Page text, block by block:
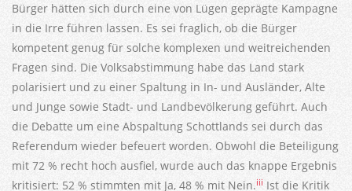
Bürger hätten sich durch eine von Lügen geprägte Kampagne
in die Irre führen lassen. Es sei fraglich, ob die Bürger
kompetent genug für solche komplexen und weitreichenden
Fragen sind. Die Volksabstimmung habe das Land stark
polarisiert und zu einer Spaltung in In- und Ausländer, Alte
und Junge sowie Stadt- und Landbevölkerung geführt. Auch
die Debatte um eine Abspaltung Schottlands sei durch das
Referendum wieder befeuert worden. Obwohl die Beteiligung
mit 72 % recht hoch ausfiel, wurde auch das knappe Ergebnis
kritisiert: 52 % stimmten mit Ja, 48 % mit Nein.iii Ist die Kritik